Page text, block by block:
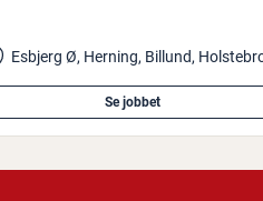
Se jobbet